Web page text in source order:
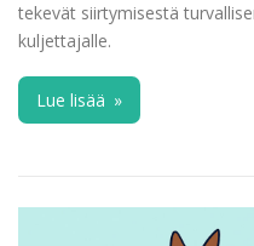
tekevät siirtymisestä
kuljettajalle.
Lue lisää »